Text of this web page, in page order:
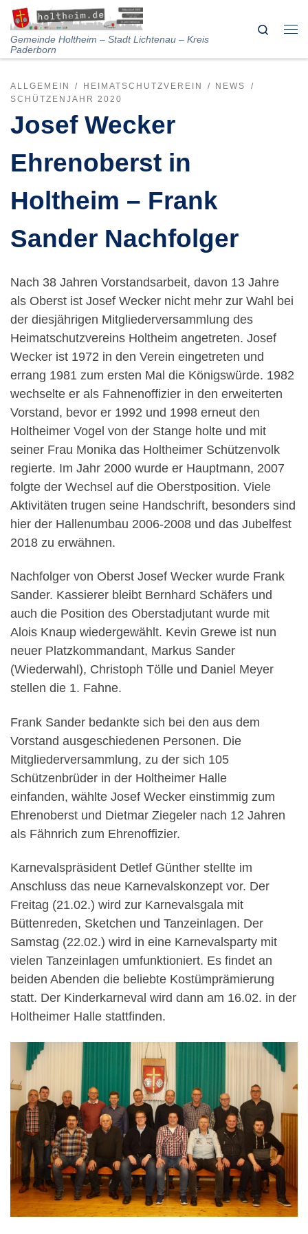
Skip to content
Gemeinde Holtheim – Stadt Lichtenau – Kreis
Paderborn
Search
ALLGEMEIN HEIMATSCHUTZVEREIN
NEWS
SCHÜTZENJAHR 2020
Josef Wecker
Ehrenoberst in
Holtheim – Frank
Sander Nachfolger
Nach 38 Jahren Vorstandsarbeit, davon 13 Jahre
als Oberst ist Josef Wecker nicht mehr zur Wahl bei
der diesjährigen Mitgliederversammlung des
Heimatschutzvereins Holtheim angetreten. Josef
Wecker ist 1972 in den Verein eingetreten und
errang 1981 zum ersten Mal die Königswürde. 1982
wechselte er als Fahnenoffizier in den erweiterten
Vorstand, bevor er 1992 und 1998 erneut den
Holtheimer Vogel von der Stange holte und mit
seiner Frau Monika das Holtheimer Schützenvolk
regierte. Im Jahr 2000 wurde er Hauptmann, 2007
folgte der Wechsel auf die Oberstposition. Viele
Aktivitäten trugen seine Handschrift, besonders sind
hier der Hallenumbau 2006-2008 und das Jubelfest
2018 zu erwähnen.
Nachfolger von Oberst Josef Wecker wurde Frank
Sander. Kassierer bleibt Bernhard Schäfers und
auch die Position des Oberstadjutant wurde mit
Alois Knaup wiedergewählt. Kevin Grewe ist nun
neuer Platzkommandant, Markus Sander
(Wiederwahl), Christoph Tölle und Daniel Meyer
stellen die 1. Fahne.
Frank Sander bedankte sich bei den aus dem
Vorstand ausgeschiedenen Personen. Die
Mitgliederversammlung, zu der sich 105
Schützenbrüder in der Holtheimer Halle
einfanden, wählte Josef Wecker einstimmig zum
Ehrenoberst und Dietmar Ziegeler nach 12 Jahren
als Fähnrich zum Ehrenoffizier.
Karnevalspräsident Detlef Günther stellte im
Anschluss das neue Karnevalskonzept vor. Der
Freitag (21.02.) wird zur Karnevalsgala mit
Büttenreden, Sketchen und Tanzeinlagen. Der
Samstag (22.02.) wird in eine Karnevalsparty mit
vielen Tanzeinlagen umfunktioniert. Es findet an
beiden Abenden die beliebte Kostümprämierung
statt. Der Kinderkarneval wird dann am 16.02. in der
Holtheimer Halle stattfinden.